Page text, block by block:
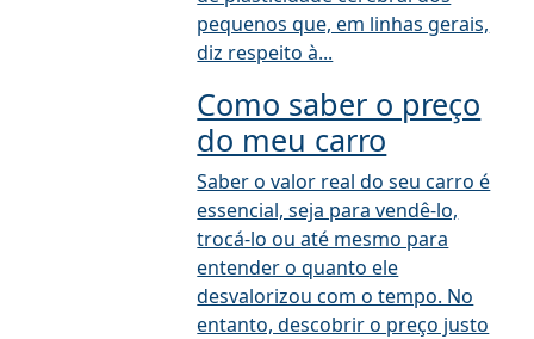
pequenos que, em linhas gerais,
diz respeito à...
Como saber o preço
do meu carro
Saber o valor real do seu carro é
essencial, seja para vendê-lo,
trocá-lo ou até mesmo para
entender o quanto ele
desvalorizou com o tempo. No
entanto, descobrir o preço justo